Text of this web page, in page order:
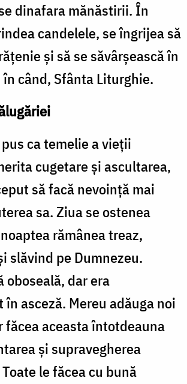
dinafara mănăstirii. În
candelele, se îngrijea să
și să se săvârșească în
când, Sfânta Liturghie.
ca temelie a vieții
cugetare și ascultarea,
să facă nevoință mai
sa. Ziua se ostenea
rămânea treaz,
slăvind pe Dumnezeu.
oboseală, dar era
asceză. Mereu adăuga noi
făcea aceasta întotdeauna
și supravegherea
le făcea cu bună